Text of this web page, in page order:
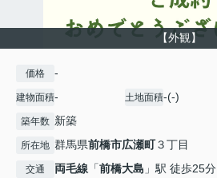
【外観】
価格 -
建物面積- 土地面積-(-)
築年数 新築
所在地 群馬県前橋市広瀬町３丁目
交通 両毛線 「前橋大島 」駅 徒歩25分